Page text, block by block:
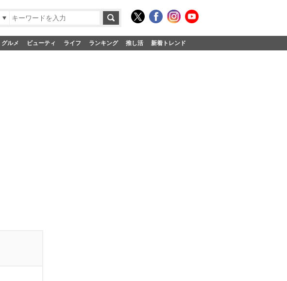
グルメ ビューティ ライフ ランキング 推し活 新着トレンド